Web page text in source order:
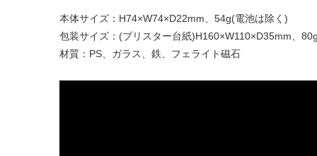
本体サイズ：H74×W74×D22mm、54g(電池は除く)
包装サイズ：(ブリスター台紙)H160×W110×D35mm、
材質：PS、ガラス、鉄、フェライト磁石